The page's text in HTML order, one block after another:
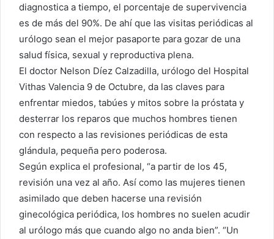
diagnostica a tiempo, el porcentaje de supervivencia
es de más del 90%. De ahí que las visitas periódicas al
urólogo sean el mejor pasaporte para gozar de una
salud física, sexual y reproductiva plena.
El doctor Nelson Díez Calzadilla, urólogo del Hospital
Vithas Valencia 9 de Octubre, da las claves para
enfrentar miedos, tabúes y mitos sobre la próstata y
desterrar los reparos que muchos hombres tienen
con respecto a las revisiones periódicas de esta
glándula, pequeña pero poderosa.
Según explica el profesional, “a partir de los 45,
revisión una vez al año. Así como las mujeres tienen
asimilado que deben hacerse una revisión
ginecológica periódica, los hombres no suelen acudir
al urólogo más que cuando algo no anda bien”. “Un